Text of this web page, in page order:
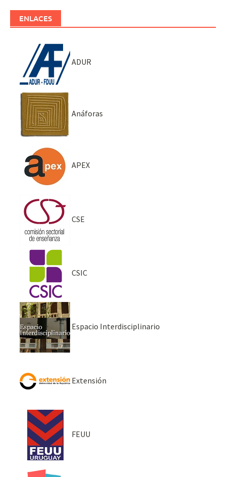
ENLACES
ADUR
Anáforas
APEX
CSE
CSIC
Espacio Interdisciplinario
Extensión
FEUU